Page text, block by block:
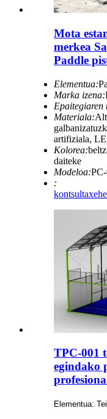
Mota
merkea
Paddle
Elementua:
Marka izena:
Epaitegiaren
Materiala:
artifiziala,
Kolorea:
daiteke
Modeloa:
:
kontsulta
TPC-001
egindako
Elementua: